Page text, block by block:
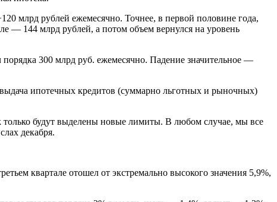
млрд рублей ежемесячно. Точнее, в первой половине года,
— 144 млрд рублей, а потом объем вернулся на уровень
300 млрд руб. ежемесячно. Падение значительное —
ипотечных кредитов (суммарно льготных и рыночных)
только будут выделены новые лимиты. В любом случае, мы все
декабря.
квартале отошел от экстремально высокого значения 5,9%,